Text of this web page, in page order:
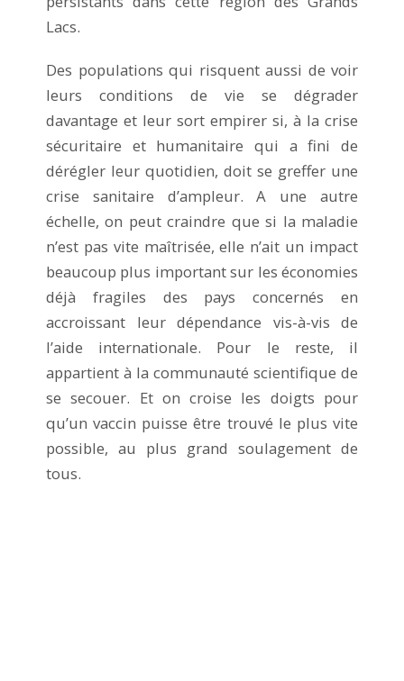
Lacs.
Des populations qui risquent aussi de voir
leurs conditions de vie se dégrader
davantage et leur sort empirer si, à la crise
sécuritaire et humanitaire qui a fini de
dérégler leur quotidien, doit se greffer une
crise sanitaire d’ampleur. A une autre
échelle, on peut craindre que si la maladie
n’est pas vite maîtrisée, elle n’ait un impact
beaucoup plus important sur les économies
déjà fragiles des pays concernés en
accroissant leur dépendance vis-à-vis de
l’aide internationale. Pour le reste, il
appartient à la communauté scientifique de
se secouer. Et on croise les doigts pour
qu’un vaccin puisse être trouvé le plus vite
possible, au plus grand soulagement de
tous.